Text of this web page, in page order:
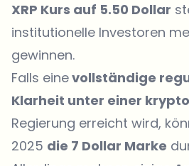
XRP Kurs auf 5.50 Dollar
institutionelle Investoren
gewinnen.
Falls einevollständige
Klarheit unter einer
Regierung erreicht wird,
2025 die 7 Dollar Marke